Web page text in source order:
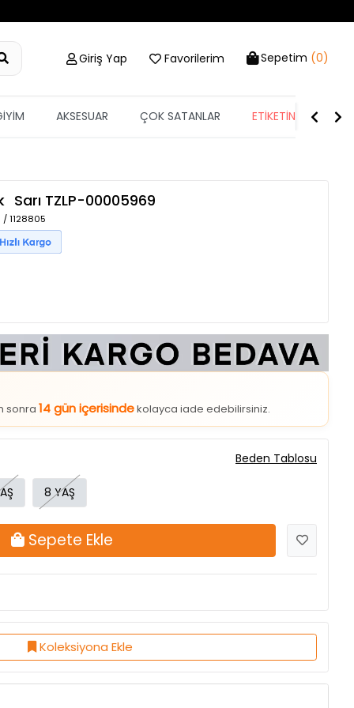
Giriş Yap Favorilerim Sepetim (0)
AKSESUAR ÇOK SATANLAR ETİKETİN YARISI
Sarı TZLP-00005969
1128805
sonra14 gün içerisindekolayca iade edebilirsiniz.
Sepete Ekle
Koleksiyona Ekle